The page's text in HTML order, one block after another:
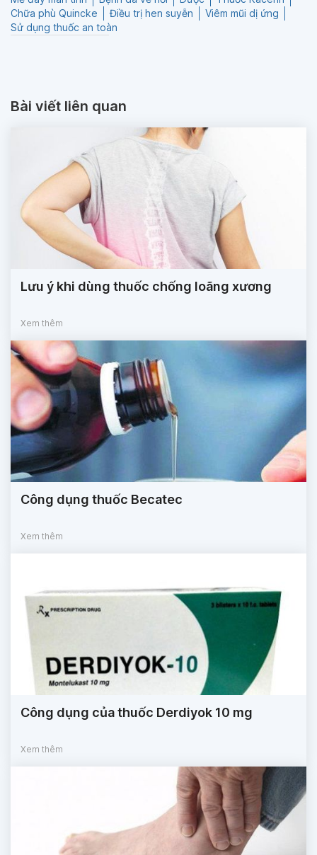
Chữa phù Quincke
Điều trị hen suyễn
Viêm mũi dị ứng
Sử dụng thuốc an toàn
Bài viết liên quan
Lưu ý khi dùng thuốc chống loãng xương
Xem thêm
Công dụng thuốc Becatec
Xem thêm
Công dụng của thuốc Derdiyok 10 mg
Xem thêm